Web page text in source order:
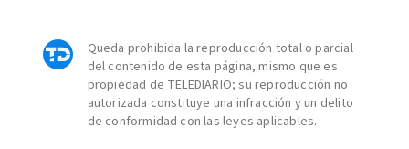
Queda prohibida la reproducción total o parcial
del contenido de esta página, mismo que es
propiedad de TELEDIARIO; su reproducción no
autorizada constituye una infracción y un delito
de conformidad con las leyes aplicables.